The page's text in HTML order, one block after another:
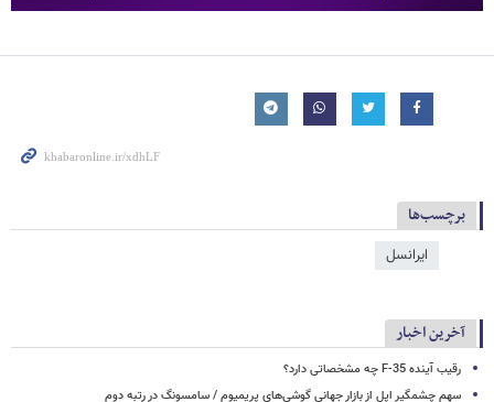
برچسب‌ها
ایرانسل
آخرین اخبار
رقیب آینده F-35 چه مشخصاتی دارد؟
سهم چشمگیر اپل از بازار جهانی گوشی‌های پریمیوم / سامسونگ در رتبه دوم